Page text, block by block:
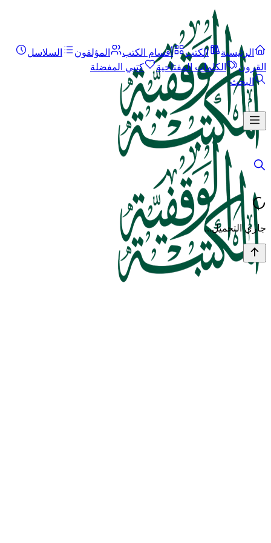
الرئيسية الكتب أقسام الكتب المؤلفون
السلاسل
القرون
الكلمات المفتاحية
كتبي المفضلة
البحث
جاري التحميل...